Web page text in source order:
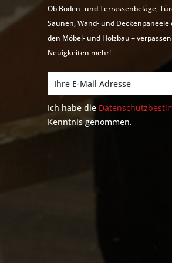
Ob Boden- und Terrassenbeläge,
Saunen, Wand- und
den Möbel- und Holzbau –
Neuigkeiten mehr!
Ich habe die
Kenntnis genommen.